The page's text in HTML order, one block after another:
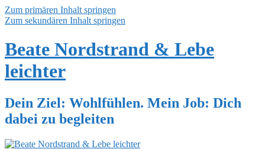
Zum primären Inhalt springen
Zum sekundären Inhalt springen
Beate Nordstrand & Lebe
leichter
Dein Ziel: Wohlfühlen. Mein Job: Dich
dabei zu begleiten